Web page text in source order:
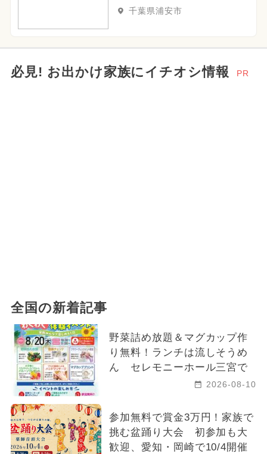
千葉県浦安市
必見! お出かけ家族にイチオシ情報 PR
全国の新着記事
野菜詰め放題＆マグカップ作
り無料！ランチは流しそうめ
ん セレモニーホール三宮で
2026-08-10
参加無料で賞金3万円！家族で
挑む盆踊り大会 初参加も大
歓迎、愛知・岡崎で10/4開催